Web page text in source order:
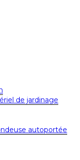
de jardinage
autoportée